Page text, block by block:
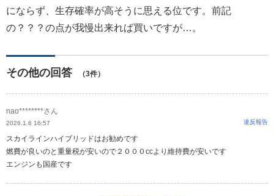
にならず、生存確率が高そうに思える位です。前記
の？？？の点が我慢出来れば買いですが…。
その他の回答 （3件）
nao********さん
2026.1.6 16:57 違反報告
スカイラインハイブリッドはお勧めです
燃費が良いのと重量税が安いので２０００ccより維持費が安いです
エンジンも国産です